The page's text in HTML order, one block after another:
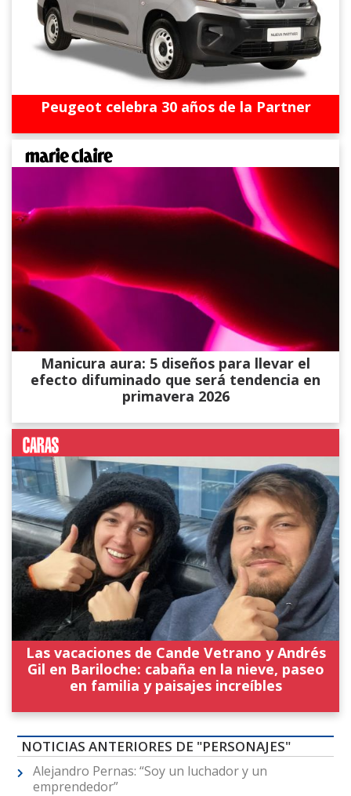
Peugeot celebra 30 años de la Partner
Manicura aura: 5 diseños para llevar el
efecto difuminado que será tendencia en
primavera 2026
Las vacaciones de Cande Vetrano y Andrés
Gil en Bariloche: cabaña en la nieve, paseo
en familia y paisajes increíbles
NOTICIAS ANTERIORES DE "PERSONAJES"
Alejandro Pernas: “Soy un luchador y un
emprendedor”